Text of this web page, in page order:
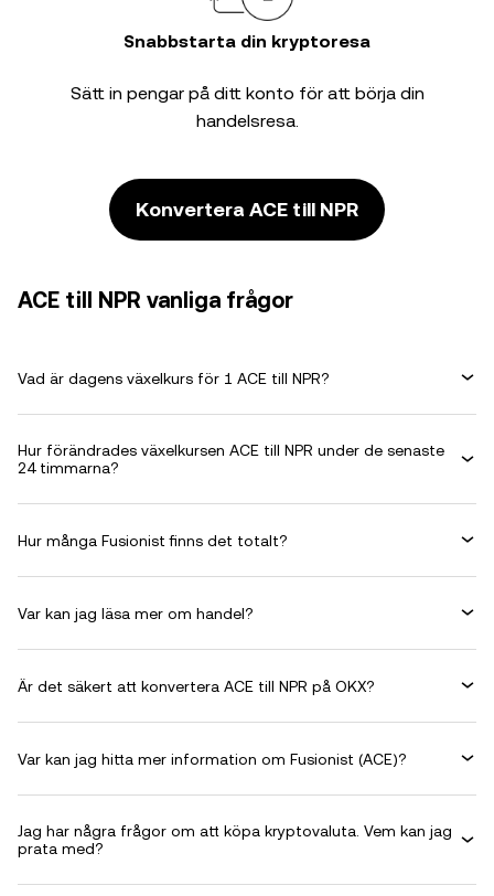
Snabbstarta din kryptoresa
Sätt in pengar på ditt konto för att börja din
handelsresa.
Konvertera ACE till NPR
ACE till NPR vanliga frågor
Vad är dagens växelkurs för 1 ACE till NPR?
Hur förändrades växelkursen ACE till NPR under de senaste
24 timmarna?
Hur många Fusionist finns det totalt?
Var kan jag läsa mer om handel?
Är det säkert att konvertera ACE till NPR på OKX?
Var kan jag hitta mer information om Fusionist (ACE)?
Jag har några frågor om att köpa kryptovaluta. Vem kan jag
prata med?